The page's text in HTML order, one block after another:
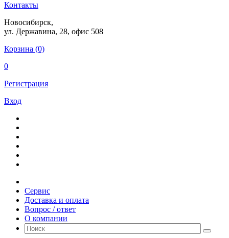
Контакты
Новосибирск,
ул. Державина, 28, офис 508
Корзина (0)
0
Регистрация
Вход
Сервис
Доставка и оплата
Вопрос / ответ
О компании